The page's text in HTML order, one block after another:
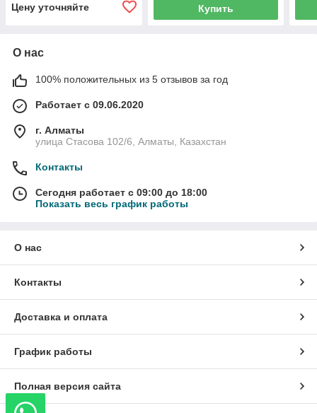
Цену уточняйте Купить
О нас
100% положительных из 5 отзывов за год
Работает с 09.06.2020
г. Алматы
улица Стасова 102/6, Алматы, Казахстан
Контакты
Сегодня работает с 09:00 до 18:00
Показать весь график работы
О нас
Контакты
Доставка и оплата
График работы
Полная версия сайта